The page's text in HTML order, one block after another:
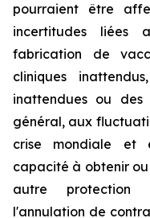
pourraient être
incertitudes liées
fabrication de
cliniques
inattendues ou
général, aux
crise mondiale et
capacité à obtenir
autre protection
l'annulation de